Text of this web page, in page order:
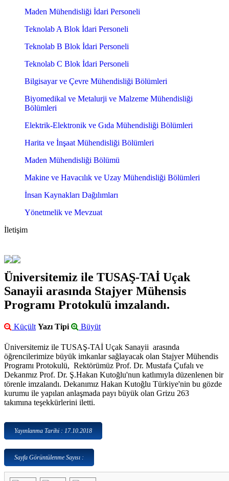
Maden Mühendisliği İdari Personeli
Teknolab A Blok İdari Personeli
Teknolab B Blok İdari Personeli
Teknolab C Blok İdari Personeli
Bilgisayar ve Çevre Mühendisliği Bölümleri
Biyomedikal ve Metalurji ve Malzeme Mühendisliği
Bölümleri
Elektrik-Elektronik ve Gıda Mühendisliği Bölümleri
Harita ve İnşaat Mühendisliği Bölümleri
Maden Mühendisliği Bölümü
Makine ve Havacılık ve Uzay Mühendisliği Bölümleri
İnsan Kaynakları Dağılımları
Yönetmelik ve Mevzuat
İletişim
Üniversitemiz ile TUSAŞ-TAİ Uçak
Sanayii arasında Stajyer Mühensis
Programı Protokulü imzalandı.
Küçült Yazı Tipi Büyüt
Üniversitemiz ile TUSAŞ-TAİ Uçak Sanayii arasında
öğrencilerimize büyük imkanlar sağlayacak olan Stajyer Mühendis
Programı Protokulü, Rektörümüz Prof. Dr. Mustafa Çufalı ve
Dekanmız Prof. Dr. Ş.Hakan Kutoğlu'nun katlımıyla düzenlenen bir
törenle imzalandı. Dekanımız Hakan Kutoğlu Türkiye'nin bu gözde
kurumu ile yapılan anlaşmada payı büyük olan Grizu 263
takımına teşekkürlerini iletti.
Yayınlanma Tarihi : 17.10.2018
Sayfa Görüntülenme Sayısı :